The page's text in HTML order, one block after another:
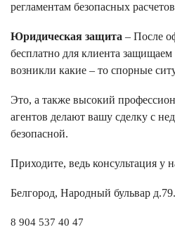
регламентам безопасных
Юридическая защита – После
бесплатно для клиента защищаем
возникли какие – то спорные
Это, а также высокий
агентов делают вашу сделку с
безопасной.
Приходите, ведь консультация у
Белгород, Народный бульвар
8 904 537 40 47